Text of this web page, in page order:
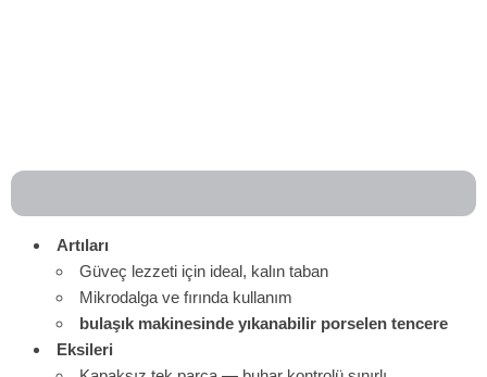
Artıları
Güveç lezzeti için ideal, kalın taban
Mikrodalga ve fırında kullanım
bulaşık makinesinde yıkanabilir porselen tencere
Eksileri